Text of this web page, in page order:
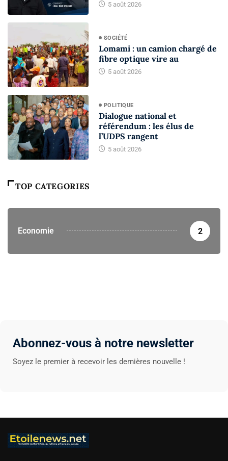
5 août 2026
SOCIÉTÉ
Lomami : un camion chargé de
fibre optique vire au
5 août 2026
POLITIQUE
Dialogue national et
référendum : les élus de
l’UDPS rangent
5 août 2026
TOP CATEGORIES
Economie 2
Abonnez-vous à notre newsletter
Soyez le premier à recevoir les dernières nouvelle !